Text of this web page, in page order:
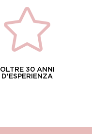

OLTRE 30 ANNI
D'ESPERIENZA